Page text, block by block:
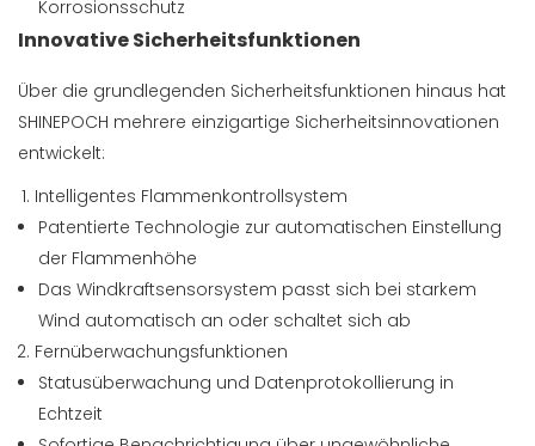
Korrosionsschutz
Innovative Sicherheitsfunktionen
Über die grundlegenden Sicherheitsfunktionen hinaus hat
SHINEPOCH mehrere einzigartige Sicherheitsinnovationen
entwickelt:
Intelligentes Flammenkontrollsystem
Patentierte Technologie zur automatischen Einstellung
der Flammenhöhe
Das Windkraftsensorsystem passt sich bei starkem
Wind automatisch an oder schaltet sich ab
Fernüberwachungsfunktionen
Statusüberwachung und Datenprotokollierung in
Echtzeit